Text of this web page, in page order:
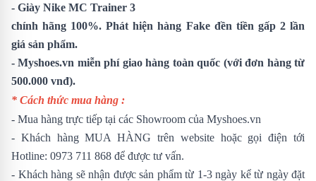
- Giày Nike MC Trainer 3
chính hãng 100%. Phát hiện hàng Fake đền tiền gấp 2 lần
giá sản phẩm.
- Myshoes.vn miễn phí giao hàng toàn quốc (với đơn hàng từ
500.000 vnđ).
* Cách thức mua hàng :
- Mua hàng trực tiếp tại các Showroom của Myshoes.vn
- Khách hàng MUA HÀNG trên website hoặc gọi điện tới
Hotline: 0973 711 868 để được tư vấn.
- Khách hàng sẽ nhận được sản phẩm từ 1-3 ngày kể từ ngày đặt